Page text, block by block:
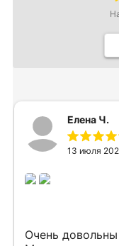
Елена Ч.
13 июля
Очень